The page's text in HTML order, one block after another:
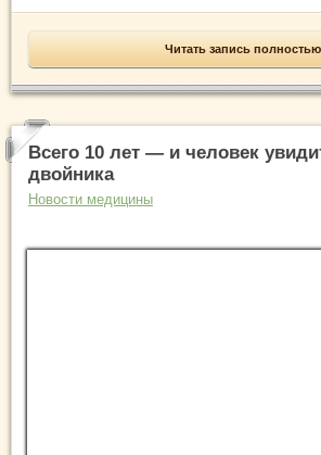
Читать запись полностью
Всего 10 лет — и человек
двойника
Новости медицины